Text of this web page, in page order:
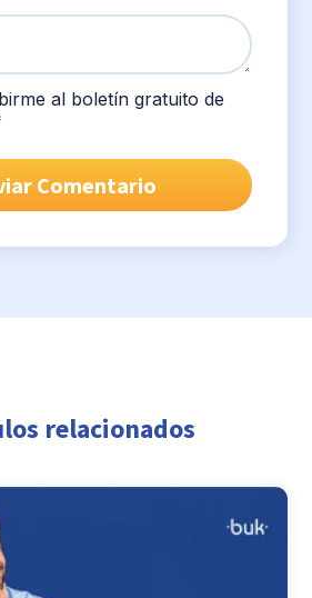
al boletín gratuito de
relacionados